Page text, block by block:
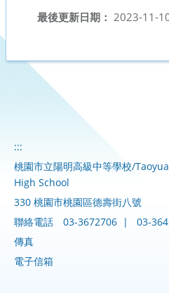
最後更新日期： 2023-11-
:::
桃園市立陽明高級中等學校/
High School
330 桃園市桃園區德壽街八號
聯絡電話
03-3672706 |
03-
傳真
電子信箱